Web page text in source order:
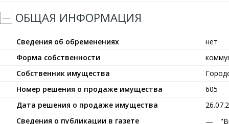
ОБЩАЯ ИНФОРМАЦИЯ
Сведения об обременениях
нет
Форма собственности
Собственник имущества
Номер решения о продаже имущества
605
Дата решения о продаже имущества
Сведения о публикации в газете